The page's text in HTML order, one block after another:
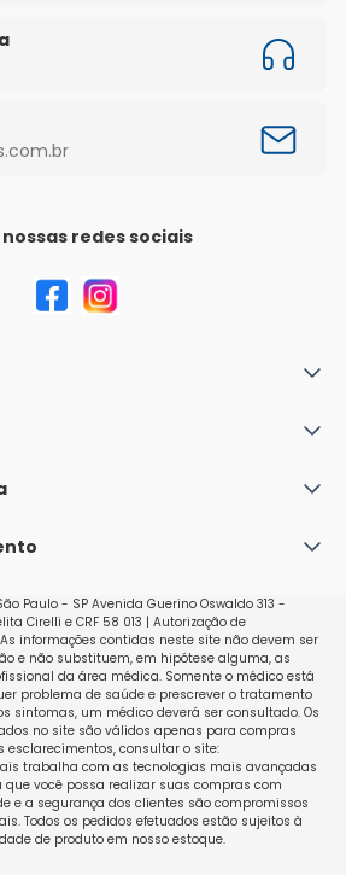
nossas redes sociais
Paulo - SP Avenida Guerino Oswaldo 313 -
Cirelli e CRF 58 013 | Autorização de
informações contidas neste site não devem ser
e não substituem, em hipótese alguma, as
da área médica. Somente o médico está
problema de saúde e prescrever o tratamento
sintomas, um médico deverá ser consultado. Os
no site são válidos apenas para compras
esclarecimentos, consultar o site:
trabalha com as tecnologias mais avançadas
que você possa realizar suas compras com
e a segurança dos clientes são compromissos
Todos os pedidos efetuados estão sujeitos à
de produto em nosso estoque.